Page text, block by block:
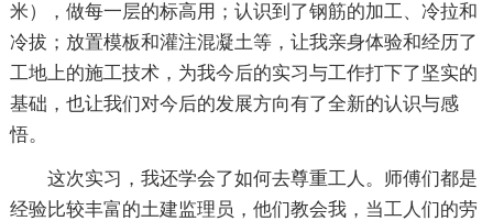
米），做每一层的标高用；认识到了钢筋的加工、冷拉和
冷拔；放置模板和灌注混凝土等，让我亲身体验和经历了
工地上的施工技术，为我今后的实习与工作打下了坚实的
基础，也让我们对今后的发展方向有了全新的认识与感
悟。
这次实习，我还学会了如何去尊重工人。师傅们都是
经验比较丰富的土建监理员，他们教会我，当工人们的劳